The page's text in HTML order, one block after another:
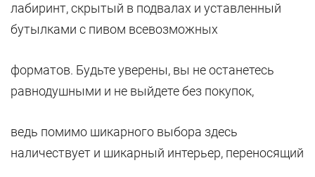
лабиринт, скрытый в подвалах и уставленный
бутылками с пивом всевозможных
форматов. Будьте уверены, вы не останетесь
равнодушными и не выйдете без покупок,
ведь помимо шикарного выбора здесь
наличествует и шикарный интерьер, переносящий